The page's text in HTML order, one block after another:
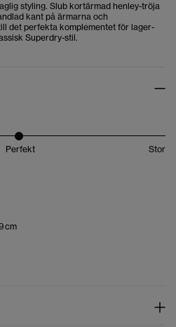
styling. Slub kortärmad henley-tröja
kant på ärmarna och
det perfekta komplementet för lager-
Superdry-stil.
Perfekt Stor